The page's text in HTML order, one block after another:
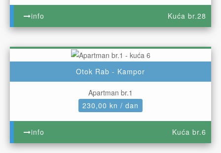
Kuća br.28
info
Kuća br.6
Otok Rab - Kampor
Apartman br.1
230,00 kn / dan
info